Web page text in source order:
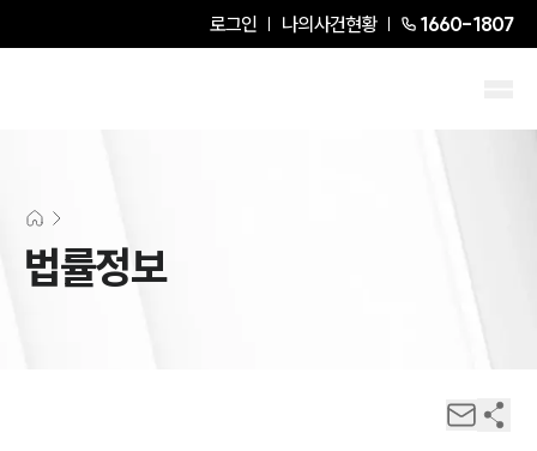
로그인 나의사건현황 1660-1807
법률정보